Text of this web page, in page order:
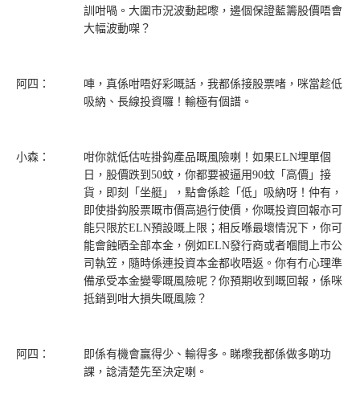
訓咁喎。大圍市況波動起嚟，邊個保證藍籌股價唔會
大幅波動㗎？
阿四：
唓，真係咁唔好彩嘅話，我都係接股票啫，咪當趁低
吸納、長線投資囉！輸極有個譜。
小森：
咁你就低估咗掛鈎產品嘅風險喇！如果ELN埋單個
日，股價跌到50蚊，你都要被逼用90蚊「高價」接
貨，即刻「坐艇」，點會係趁「低」吸納呀！仲有，
即使掛鈎股票嘅市價高過行使價，你嘅投資回報亦可
能只限於ELN預設嘅上限；相反喺最壞情況下，你可
能會蝕晒全部本金，例如ELN發行商或者嗰間上市公
司執笠，隨時係連投資本金都收唔返。你有冇心理準
備承受本金變零嘅風險呢？你預期收到嘅回報，係咪
抵銷到咁大損失嘅風險？
阿四：
即係有機會贏得少、輸得多。睇嚟我都係做多啲功
課，諗清楚先至決定喇。